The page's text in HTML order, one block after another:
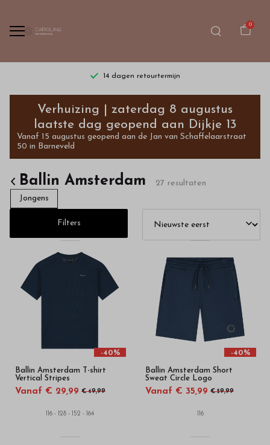
0
Gratis verzending vanaf €75,- | dinsdag t/m zaterdag
Kleding
van
Ballin
voor
kids
Bestel
kinderkleding
van
kwaliteit
in
onze
webshop
Verhuizing | zaterdag 8 augustus
laatste dag geopend aan Dijkje 13
Vanaf 15 augustus geopend aan de Jan van Schaffelaarstraat
50 in Barneveld
Ballin Amsterdam
27 resultaten
Jongens
Filters
-40%
Ballin Amsterdam T-shirt
Vertical Stripes
Vanaf € 29,99 € 49,99
116 - 128 - 152 - 164
-40%
Ballin Amsterdam Short
Sweat Circle Logo
Vanaf € 35,99 € 59,99
116